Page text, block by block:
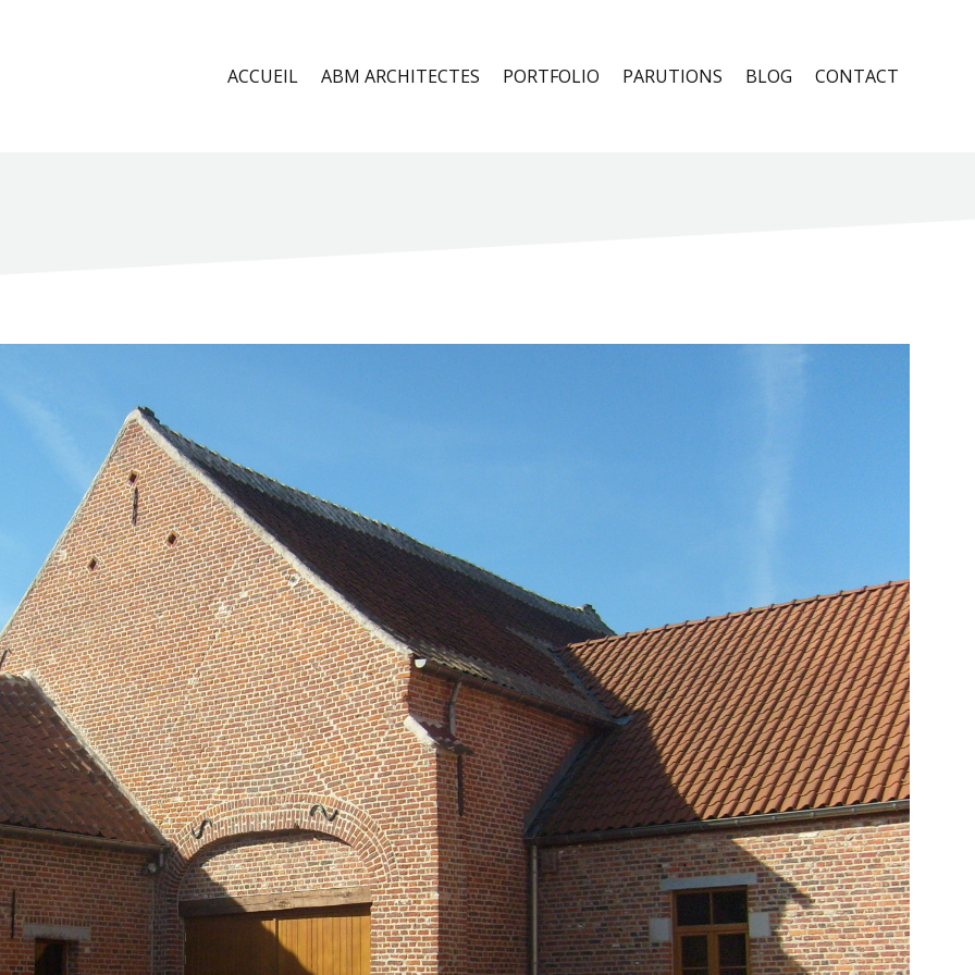
ACCUEIL ABM ARCHITECTES PORTFOLIO PARUTIONS BLOG CONTACT